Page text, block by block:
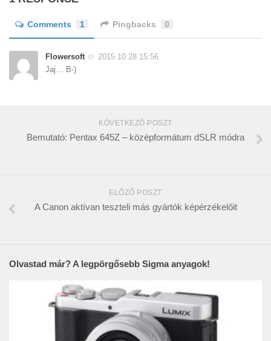
Comments 1 Pingbacks 0
Flowersoft
2015.10.28 15:56
Jaj… B-)
KÖVETKEZŐ POSZT
Bemutató: Pentax 645Z – középformátum dSLR módra
ELŐZŐ POSZT
A Canon aktívan teszteli más gyártók képérzékelőit
Olvastad már? A legpörgősebb Sigma anyagok!